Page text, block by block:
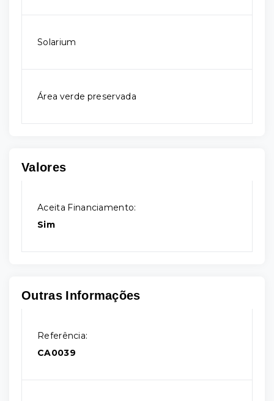
Solarium
Área verde preservada
Valores
Aceita Financiamento:
Sim
Outras Informações
Referência:
CA0039